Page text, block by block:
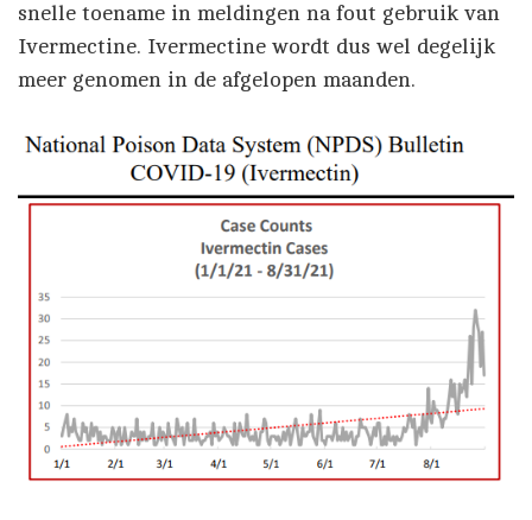
snelle toename in meldingen na fout gebruik van
Ivermectine. Ivermectine wordt dus wel degelijk
meer genomen in de afgelopen maanden.